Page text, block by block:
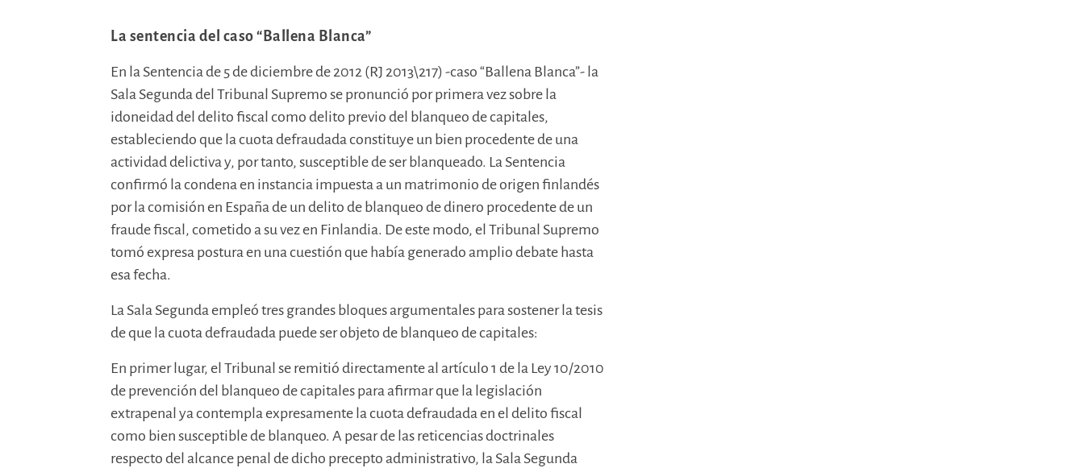
La sentencia del caso “Ballena Blanca”
En la Sentencia de 5 de diciembre de 2012 (RJ 2013\217) -caso “Ballena Blanca”- la
Sala Segunda del Tribunal Supremo se pronunció por primera vez sobre la
idoneidad del delito fiscal como delito previo del blanqueo de capitales,
estableciendo que la cuota defraudada constituye un bien procedente de una
actividad delictiva y, por tanto, susceptible de ser blanqueado. La Sentencia
confirmó la condena en instancia impuesta a un matrimonio de origen finlandés
por la comisión en España de un delito de blanqueo de dinero procedente de un
fraude fiscal, cometido a su vez en Finlandia. De este modo, el Tribunal Supremo
tomó expresa postura en una cuestión que había generado amplio debate hasta
esa fecha.
La Sala Segunda empleó tres grandes bloques argumentales para sostener la tesis
de que la cuota defraudada puede ser objeto de blanqueo de capitales:
En primer lugar, el Tribunal se remitió directamente al artículo 1 de la Ley 10/2010
de prevención del blanqueo de capitales para afirmar que la legislación
extrapenal ya contempla expresamente la cuota defraudada en el delito fiscal
como bien susceptible de blanqueo. A pesar de las reticencias doctrinales
respecto del alcance penal de dicho precepto administrativo, la Sala Segunda